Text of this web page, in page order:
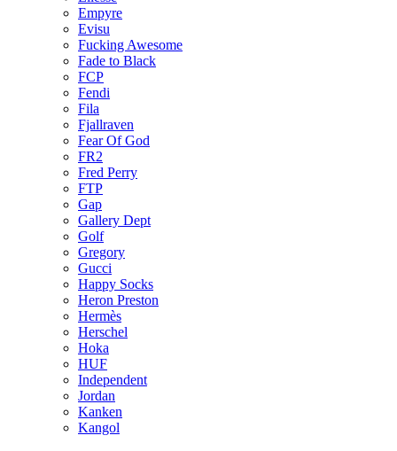
Empyre
Evisu
Fucking Awesome
Fade to Black
FCP
Fendi
Fila
Fjallraven
Fear Of God
FR2
Fred Perry
FTP
Gap
Gallery Dept
Golf
Gregory
Gucci
Happy Socks
Heron Preston
Hermès
Hersсhel
Hoka
HUF
Independent
Jordan
Kanken
Kangol